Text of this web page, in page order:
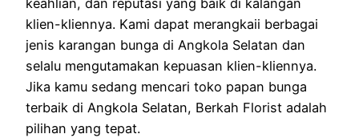
keahlian, dan reputasi yang baik di kalangan
klien-kliennya. Kami dapat merangkaii berbagai
jenis karangan bunga di Angkola Selatan dan
selalu mengutamakan kepuasan klien-kliennya.
Jika kamu sedang mencari toko papan bunga
terbaik di Angkola Selatan, Berkah Florist adalah
pilihan yang tepat.